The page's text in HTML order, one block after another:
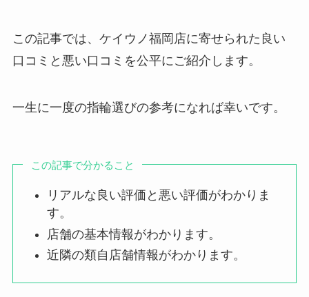
この記事では、ケイウノ福岡店に寄せられた良い
口コミと悪い口コミを公平にご紹介します。
一生に一度の指輪選びの参考になれば幸いです。
この記事で分かること
リアルな良い評価と悪い評価がわかりま
す。
店舗の基本情報がわかります。
近隣の類自店舗情報がわかります。